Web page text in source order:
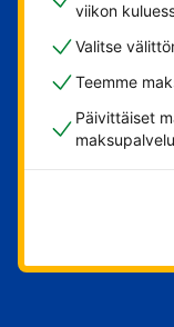
viikon
Valitse
Teemme
Päivittäiset